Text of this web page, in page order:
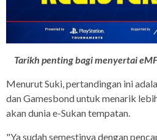
Tarikh penting bagi menyertai
Menurut Suki, pertandingan ini
dan Gamesbond untuk menarik
akan dunia e-Sukan tempatan.
"Ya sudah semestinya dengan